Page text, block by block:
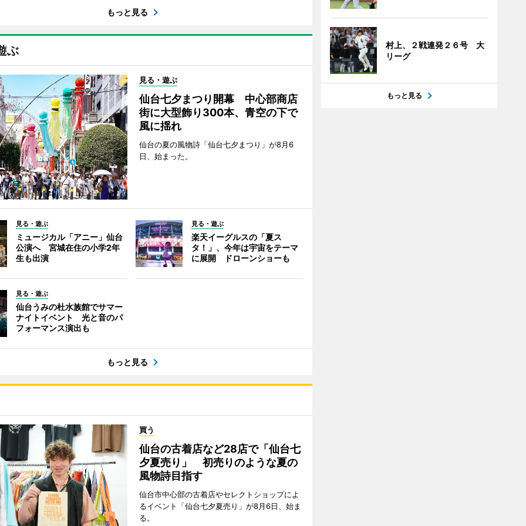
もっと見る
ぶ
見る・遊ぶ
仙台七夕まつり開幕 中心部商店
街に大型飾り300本、青空の下で
風に揺れ
仙台の夏の風物詩「仙台七夕まつり」が8月6
日、始まった。
見る・遊ぶ
ミュージカル「アニー」仙台
公演へ 宮城在住の小学2年
生も出演
見る・遊ぶ
楽天イーグルスの「夏ス
タ！」、今年は宇宙をテーマ
に展開 ドローンショーも
見る・遊ぶ
仙台うみの杜水族館でサマー
ナイトイベント 光と音のパ
フォーマンス演出も
もっと見る
買う
仙台の古着店など28店で「仙台七
夕夏売り」 初売りのような夏の
風物詩目指す
仙台市中心部の古着店やセレクトショップによ
るイベント「仙台七夕夏売り」が8月6日、始ま
る。
村上、２戦連発２６号 大
リーグ
もっと見る